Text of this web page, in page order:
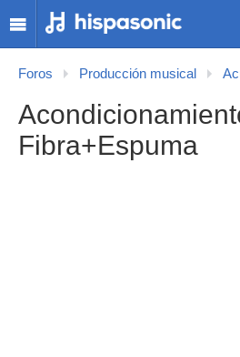
Foros Producción musical
Fibra+Espuma